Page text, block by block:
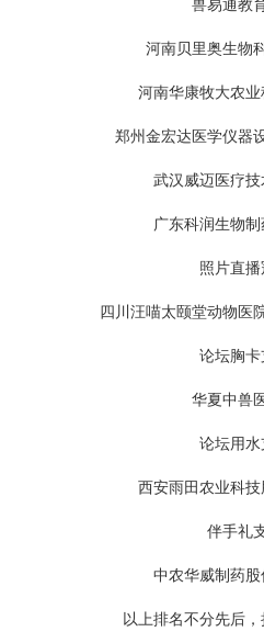
兽易通教
河南贝里奥生物
河南华康牧大农业
郑州金宏达医学仪器
武汉威迈医疗技
广东科润生物制
照片直播
四川汪喵太颐堂动物医
论坛胸卡
华夏中兽
论坛用水
西安雨田农业科技
伴手礼
中农华威制药股
以上排名不分先后